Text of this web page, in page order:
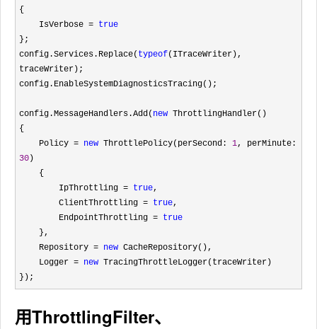
{
    IsVerbose
= true
};
config.Services.Replace( typeof(ITraceWriter),
traceWriter);
config.EnableSystemDiagnosticsTracing();
config.MessageHandlers.Add( new ThrottlingHandler()
{
    Policy
= new ThrottlePolicy(perSecond: 1
30 )
        IpThrottling
= true,
        ClientThrottling
= true,
        EndpointThrottling
= true
    Repository
= new CacheRepository(),
    Logger
= new TracingThrottleLogger(traceWriter)
});
用ThrottlingFilter、